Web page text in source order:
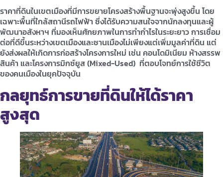
ราคาที่ดินในเขตเมืองที่มีการขยายโครงสร้างพื้นฐานจะพุ่งสูงขึ้น โดย
เฉพาะพื้นที่ใกล้สถานีรถไฟฟ้า ซึ่งได้รับความสนใจจากนักลงทุนและผู้
พัฒนาอสังหาฯ ที่มองเห็นศักยภาพในการทำกำไรในระยะยาว การเชื่อม
ต่อที่ดีขึ้นระหว่างเขตเมืองและชานเมืองไม่เพียงแต่เพิ่มมูลค่าที่ดิน แต่
ยังส่งผลให้เกิดการก่อสร้างโครงการใหม่ เช่น คอนโดมิเนียม ห้างสรรพ
สินค้า และโครงการมิกซ์ยูส (Mixed-Used) ที่ตอบโจทย์การใช้ชีวิต
ของคนเมืองในยุคปัจจุบัน
กลยุทธ์การขายที่ดินให้ได้ราคา
สูงสุด